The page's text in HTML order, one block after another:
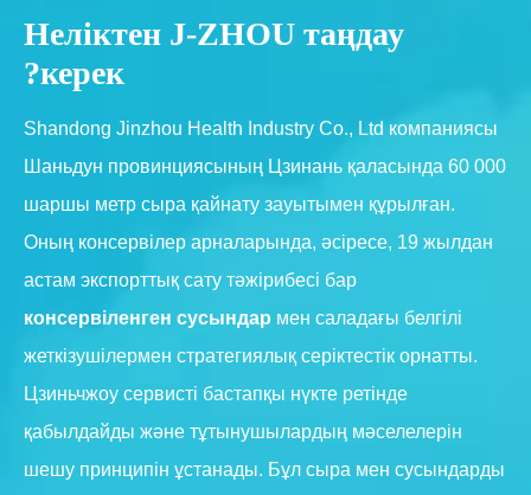
Неліктен J-ZHOU таңдау
керек?
Shandong Jinzhou Health Industry Co., Ltd компаниясы
Шаньдун провинциясының Цзинань қаласында 60 000
шаршы метр сыра қайнату зауытымен құрылған.
Оның консервілер арналарында, әсіресе, 19 жылдан
астам экспорттық сату тәжірибесі бар
консервіленген сусындар мен саладағы белгілі
жеткізушілермен стратегиялық серіктестік орнатты.
Цзиньчжоу сервисті бастапқы нүкте ретінде
қабылдайды және тұтынушылардың мәселелерін
шешу принципін ұстанады. Бұл сыра мен сусындарды